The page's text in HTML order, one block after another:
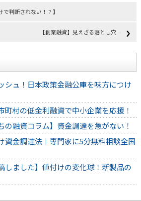
で判断されない！？】
【創業融資】見えざる落とし穴…
シュ！日本政策金融公庫を味方につけ
町村の低金利融資で中小企業を応援！
の融資コラム】資金調達を急がない！
資金調達法｜専門家に5分無料相談全国
しました】値付けの変化球！新製品の